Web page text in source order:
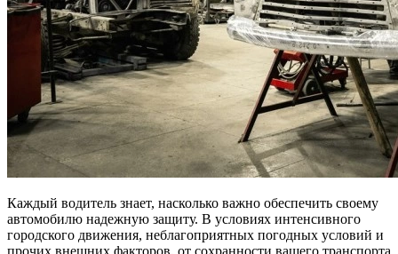
Каждый водитель знает, насколько важно обеспечить своему
автомобилю надежную защиту. В условиях интенсивного
городского движения, неблагоприятных погодных условий и
прочих внешних факторов, от сохранности вашего транспорта